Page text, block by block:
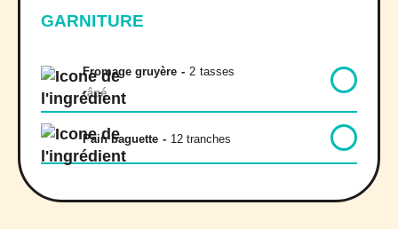
GARNITURE
Fromage gruyère - 2 tasses
râpé
Pain baguette - 12 tranches